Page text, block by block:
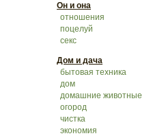
Он и она
отношения
поцелуй
секс
Дом и дача
бытовая техника
дом
домашние животные
огород
чистка
экономия